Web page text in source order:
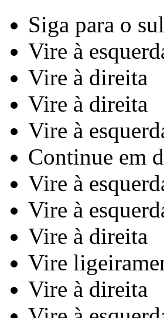
Siga para o sul
Vire à
Vire à direita
Vire à direita
Vire à
Continue em
Vire à
Vire à
Vire à direita
Vire
Vire à direita